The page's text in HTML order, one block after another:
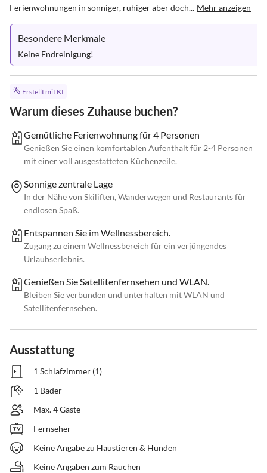
Ferienwohnungen in sonniger, ruhiger aber doch... Mehr anzeigen
Besondere Merkmale
Keine Endreinigung!
Erstellt mit KI
Warum dieses Zuhause buchen?
Gemütliche Ferienwohnung für 4 Personen
Genießen Sie einen komfortablen Aufenthalt für 2-4 Personen
mit einer voll ausgestatteten Küchenzeile.
Sonnige zentrale Lage
In der Nähe von Skiliften, Wanderwegen und Restaurants für
endlosen Spaß.
Entspannen Sie im Wellnessbereich.
Zugang zu einem Wellnessbereich für ein verjüngendes
Urlaubserlebnis.
Genießen Sie Satellitenfernsehen und WLAN.
Bleiben Sie verbunden und unterhalten mit WLAN und
Satellitenfernsehen.
Ausstattung
1 Schlafzimmer (1)
1 Bäder
Max. 4 Gäste
Fernseher
Keine Angabe zu Haustieren & Hunden
Keine Angaben zum Rauchen